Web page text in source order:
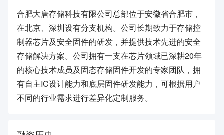
合肥大唐存储科技有限公司总部位于安徽省合肥市，
在北京、深圳设有分支机构。公司长期致力于存储控
制器芯片及安全固件的研发，并提供技术先进的安全
存储解决方案。公司拥有一支在芯片领域已深耕20年
的核心技术成员及固态存储固件开发的专家团队，拥
有自主IC设计能力和底层固件研发能力，可根据用户
不同的行业需求进行差异化定制服务。